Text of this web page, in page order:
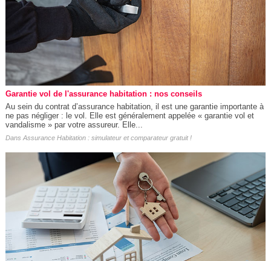
Garantie vol de l'assurance habitation : nos conseils
Au sein du contrat d’assurance habitation, il est une garantie importante à
ne pas négliger : le vol. Elle est généralement appelée « garantie vol et
vandalisme » par votre assureur. Elle...
Dans Assurance Habitation : simulateur et comparateur gratuit !